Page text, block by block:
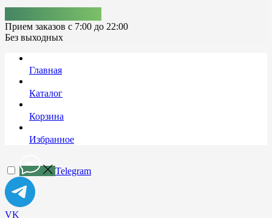
Прием заказов с 7:00 до 22:00
Без выходных
Главная
Каталог
Корзина
Избранное
Telegram
VK